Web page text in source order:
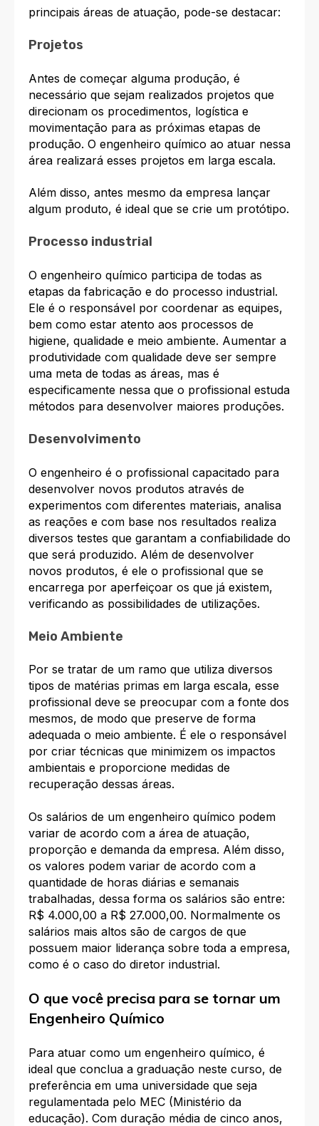
principais áreas de atuação, pode-se destacar:
Projetos
Antes de começar alguma produção, é
necessário que sejam realizados projetos que
direcionam os procedimentos, logística e
movimentação para as próximas etapas de
produção. O engenheiro químico ao atuar nessa
área realizará esses projetos em larga escala.
Além disso, antes mesmo da empresa lançar
algum produto, é ideal que se crie um protótipo.
Processo industrial
O engenheiro químico participa de todas as
etapas da fabricação e do processo industrial.
Ele é o responsável por coordenar as equipes,
bem como estar atento aos processos de
higiene, qualidade e meio ambiente. Aumentar a
produtividade com qualidade deve ser sempre
uma meta de todas as áreas, mas é
especificamente nessa que o profissional estuda
métodos para desenvolver maiores produções.
Desenvolvimento
O engenheiro é o profissional capacitado para
desenvolver novos produtos através de
experimentos com diferentes materiais, analisa
as reações e com base nos resultados realiza
diversos testes que garantam a confiabilidade do
que será produzido. Além de desenvolver
novos produtos, é ele o profissional que se
encarrega por aperfeiçoar os que já existem,
verificando as possibilidades de utilizações.
Meio Ambiente
Por se tratar de um ramo que utiliza diversos
tipos de matérias primas em larga escala, esse
profissional deve se preocupar com a fonte dos
mesmos, de modo que preserve de forma
adequada o meio ambiente. É ele o responsável
por criar técnicas que minimizem os impactos
ambientais e proporcione medidas de
recuperação dessas áreas.
Os salários de um engenheiro químico podem
variar de acordo com a área de atuação,
proporção e demanda da empresa. Além disso,
os valores podem variar de acordo com a
quantidade de horas diárias e semanais
trabalhadas, dessa forma os salários são entre:
R$ 4.000,00 a R$ 27.000,00. Normalmente os
salários mais altos são de cargos de que
possuem maior liderança sobre toda a empresa,
como é o caso do diretor industrial.
O que você precisa para se tornar um
Engenheiro Químico
Para atuar como um engenheiro químico, é
ideal que conclua a graduação neste curso, de
preferência em uma universidade que seja
regulamentada pelo MEC (Ministério da
educação). Com duração média de cinco anos,